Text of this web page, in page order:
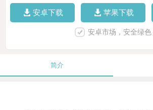
安卓下载 苹果下载
安卓市场，安全绿色
简介